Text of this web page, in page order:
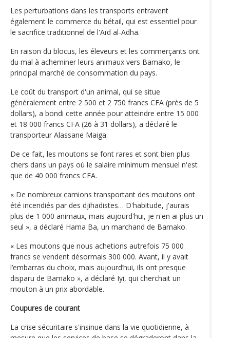
Les perturbations dans les transports entravent
également le commerce du bétail, qui est essentiel pour
le sacrifice traditionnel de l'Aïd al-Adha.
En raison du blocus, les éleveurs et les commerçants ont
du mal à acheminer leurs animaux vers Bamako, le
principal marché de consommation du pays.
Le coût du transport d'un animal, qui se situe
généralement entre 2 500 et 2 750 francs CFA (près de 5
dollars), a bondi cette année pour atteindre entre 15 000
et 18 000 francs CFA (26 à 31 dollars), a déclaré le
transporteur Alassane Maiga.
De ce fait, les moutons se font rares et sont bien plus
chers dans un pays où le salaire minimum mensuel n'est
que de 40 000 francs CFA.
« De nombreux camions transportant des moutons ont
été incendiés par des djihadistes… D'habitude, j'aurais
plus de 1 000 animaux, mais aujourd'hui, je n'en ai plus un
seul », a déclaré Hama Ba, un marchand de Bamako.
« Les moutons que nous achetions autrefois 75 000
francs se vendent désormais 300 000. Avant, il y avait
l’embarras du choix, mais aujourd’hui, ils ont presque
disparu de Bamako », a déclaré Iyi, qui cherchait un
mouton à un prix abordable.
Coupures de courant
La crise sécuritaire s'insinue dans la vie quotidienne, à